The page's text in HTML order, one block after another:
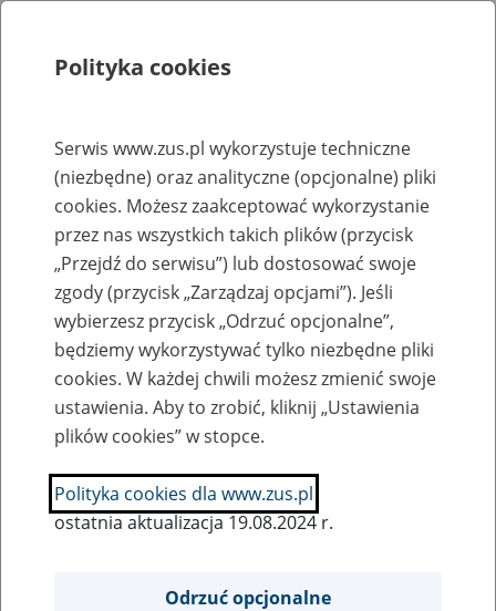
Rejestry, ewidencje i archiwa
Baza zlikwidowanych lub
przekształconych zakładów pracy
Nazwa zakładu pracy:
SZUKAJ
Polityka cookies
Serwis www.zus.pl wykorzystuje techniczne
(niezbędne) oraz analityczne (opcjonalne) pliki
cookies. Możesz zaakceptować wykorzystanie
przez nas wszystkich takich plików (przycisk
„Przejdź do serwisu”) lub dostosować swoje
zgody (przycisk „Zarządzaj opcjami”). Jeśli
wybierzesz przycisk „Odrzuć opcjonalne”,
będziemy wykorzystywać tylko niezbędne pliki
cookies. W każdej chwili możesz zmienić swoje
ustawienia. Aby to zrobić, kliknij „Ustawienia
plików cookies” w stopce.
Polityka cookies dla www.zus.pl
ostatnia aktualizacja 19.08.2024 r.
Odrzuć opcjonalne